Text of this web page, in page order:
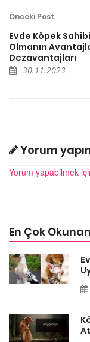
Önceki Post
Evde Köpek Sahibi
Olmanın
Dezavantajları
30.11.2023
Yorum
Yorum yapabilmek
En Çok